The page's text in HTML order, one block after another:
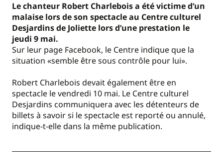
Le chanteur Robert Charlebois a été victime d’un
malaise lors de son spectacle au Centre culturel
Desjardins de Joliette lors d’une prestation le
jeudi 9 mai.
Sur leur page Facebook, le Centre indique que la
situation «semble être sous contrôle pour lui».
Robert Charlebois devait également être en
spectacle le vendredi 10 mai. Le Centre culturel
Desjardins communiquera avec les détenteurs de
billets à savoir si le spectacle est reporté ou annulé,
indique-t-elle dans la même publication.